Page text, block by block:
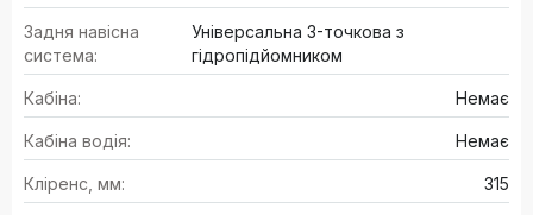
Задня навісна
система:
Універсальна 3-точкова з
гідропідйомником
Кабіна: Немає
Кабіна водія: Немає
Кліренс, мм: 315